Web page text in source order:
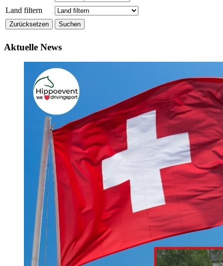
Land filtern
Aktuelle News